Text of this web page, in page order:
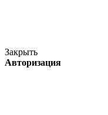
Закрыть
Авторизация